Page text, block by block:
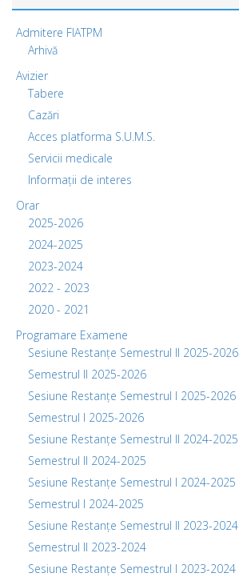
Admitere FIATPM
Arhivă
Avizier
Tabere
Cazări
Acces platforma S.U.M.S.
Servicii medicale
Informații de interes
Orar
2025-2026
2024-2025
2023-2024
2022 - 2023
2020 - 2021
Programare Examene
Sesiune Restanțe Semestrul II 2025-2026
Semestrul II 2025-2026
Sesiune Restanțe Semestrul I 2025-2026
Semestrul I 2025-2026
Sesiune Restanțe Semestrul II 2024-2025
Semestrul II 2024-2025
Sesiune Restanțe Semestrul I 2024-2025
Semestrul I 2024-2025
Sesiune Restanțe Semestrul II 2023-2024
Semestrul II 2023-2024
Sesiune Restanțe Semestrul I 2023-2024